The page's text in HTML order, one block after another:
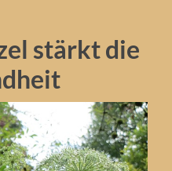
stärkt die